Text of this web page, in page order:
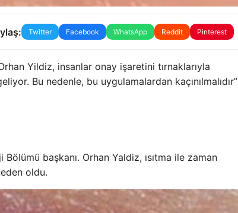
Twitter Facebook WhatsApp Reddit Pinterest
Yildiz, insanlar onay işaretini tırnaklarıyla
Bu nedenle, bu uygulamalardan kaçınılmalıdır”
başkanı. Orhan Yaldiz, ısıtma ile zaman
oldu.